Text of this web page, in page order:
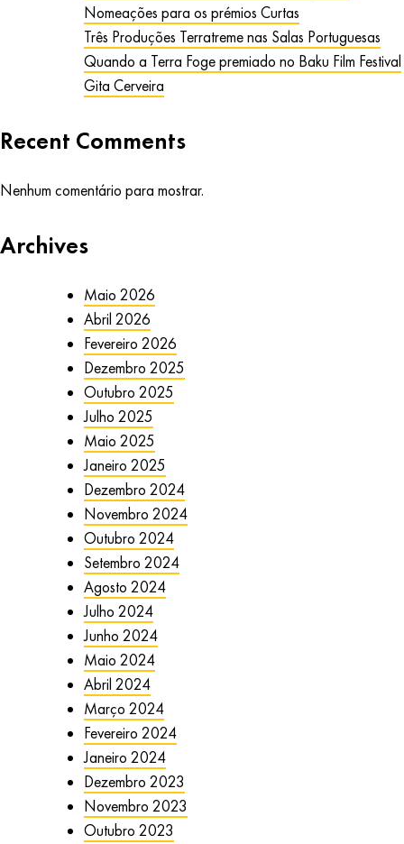
Nomeações para os prémios Curtas
Três Produções Terratreme nas Salas Portuguesas
Quando a Terra Foge premiado no Baku Film Festival
Gita Cerveira
Recent Comments
Nenhum comentário para mostrar.
Archives
Maio 2026
Abril 2026
Fevereiro 2026
Dezembro 2025
Outubro 2025
Julho 2025
Maio 2025
Janeiro 2025
Dezembro 2024
Novembro 2024
Outubro 2024
Setembro 2024
Agosto 2024
Julho 2024
Junho 2024
Maio 2024
Abril 2024
Março 2024
Fevereiro 2024
Janeiro 2024
Dezembro 2023
Novembro 2023
Outubro 2023